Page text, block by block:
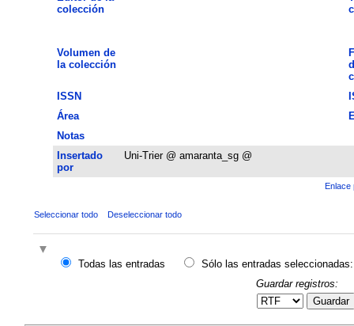
colección
Volumen de
la colección
ISSN
Área
Notas
Insertado
por
Uni-Trier @ amaranta_sg @
Enlace
Seleccionar todo Deseleccionar todo
Todas las entradas
Sólo las entradas seleccionadas:
Guardar registros:
Guardar